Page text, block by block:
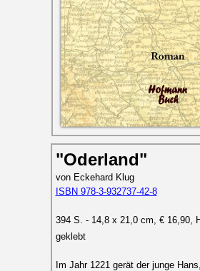
"Oderland"
von Eckehard Klug
ISBN 978-3-932737-42-8
394 S. - 14,8 x 21,0 cm, € 16,90,
geklebt
Im Jahr 1221 gerät der junge